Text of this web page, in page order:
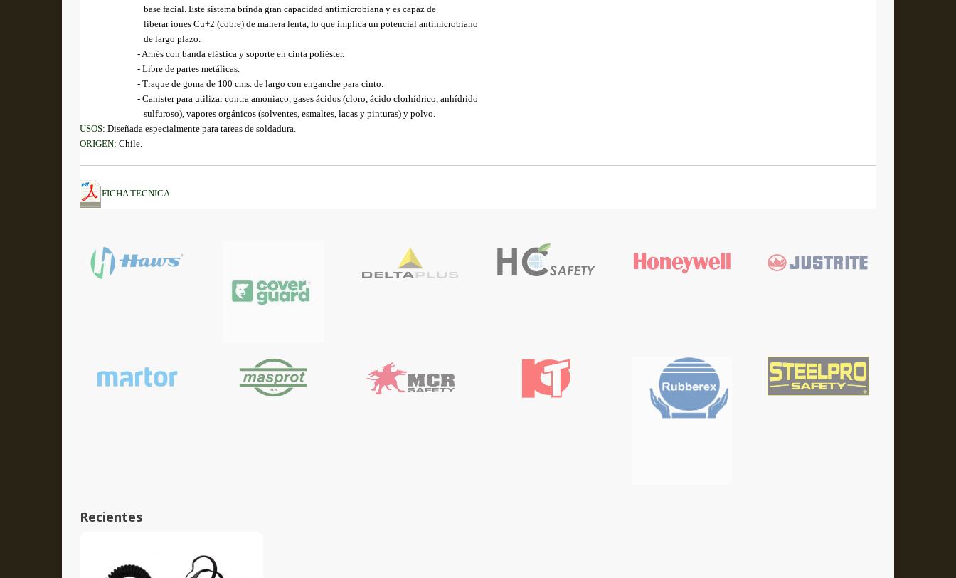
base facial. Este sistema brinda gran capacidad antimicrobiana y es capaz de
liberar iones Cu+2 (cobre) de manera lenta, lo que implica un potencial antimicrobiano
de largo plazo.
- Arnés con banda elástica y soporte en cinta poliéster.
- Libre de partes metálicas.
- Traque de goma de 100 cms. de largo con enganche para cinto.
- Canister para utilizar contra amoniaco, gases ácidos (cloro, ácido clorhídrico, anhídrido
sulfuroso), vapores orgánicos (solventes, esmaltes, lacas y pinturas) y polvo.
USOS: Diseñada especialmente para tareas de soldadura.
ORIGEN: Chile.
FICHA TECNICA
Recientes